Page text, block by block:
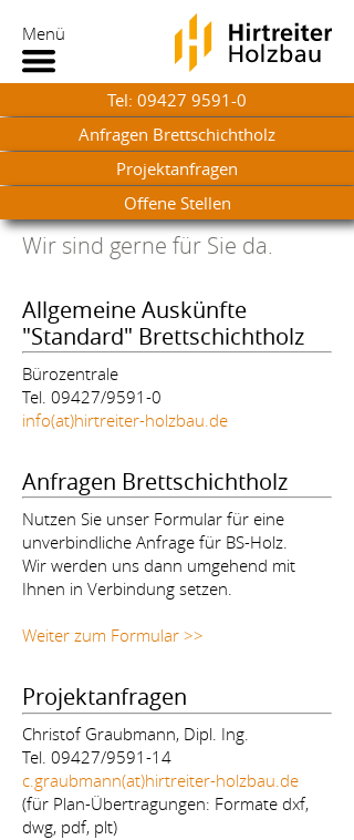
Menü
Tel: 09427 9591-0
Anfragen Brettschichtholz
Projektanfragen
Offene Stellen
Komm in unser Team
Wir sind gerne für Sie da.
Allgemeine Auskünfte
"Standard" Brettschichtholz
Bürozentrale
Tel. 09427/9591-0
info(at)hirtreiter-holzbau.de
Anfragen Brettschichtholz
Nutzen Sie unser Formular für eine
unverbindliche Anfrage für BS-Holz.
Wir werden uns dann umgehend mit
Ihnen in Verbindung setzen.
Weiter zum Formular >>
Projektanfragen
Christof Graubmann, Dipl. Ing.
Tel. 09427/9591-14
c.graubmann(at)hirtreiter-holzbau.de
(für Plan-Übertragungen: Formate dxf,
dwg, pdf, plt)